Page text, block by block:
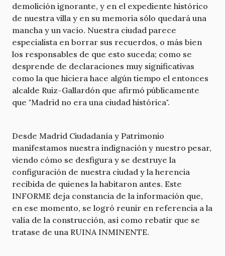
demolición ignorante, y en el expediente histórico
de nuestra villa y en su memoria sólo quedará una
mancha y un vacío. Nuestra ciudad parece
especialista en borrar sus recuerdos, o más bien
los responsables de que esto suceda; como se
desprende de declaraciones muy significativas
como la que hiciera hace algún tiempo el entonces
alcalde Ruiz-Gallardón que afirmó públicamente
que "Madrid no era una ciudad histórica".
Desde Madrid Ciudadanía y Patrimonio
manifestamos nuestra indignación y nuestro pesar,
viendo cómo se desfigura y se destruye la
configuración de nuestra ciudad y la herencia
recibida de quienes la habitaron antes. Este
INFORME deja constancia de la información que,
en ese momento, se logró reunir en referencia a la
valía de la construcción, así como rebatir que se
tratase de una RUINA INMINENTE.